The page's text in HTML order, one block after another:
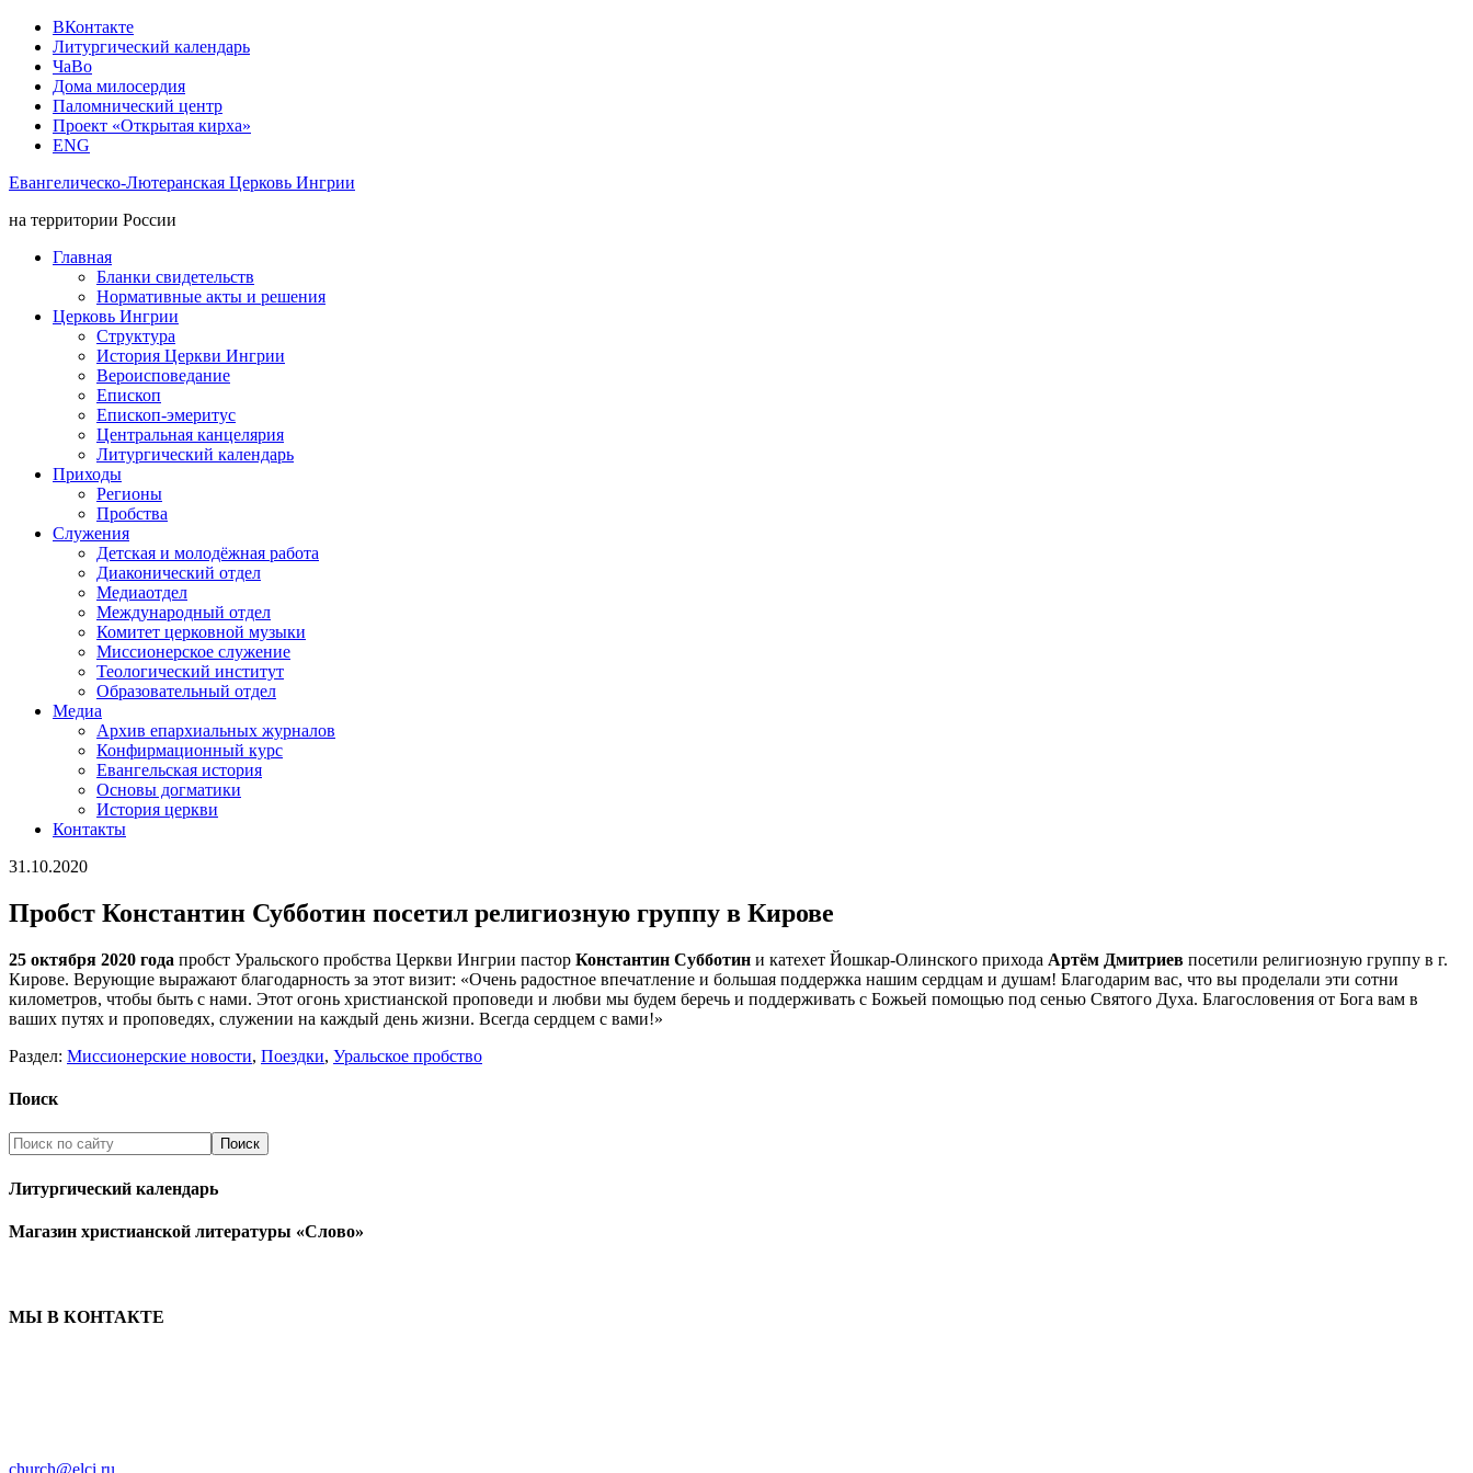
ВКонтакте
Литургический календарь
ЧаВо
Дома милосердия
Паломнический центр
Проект «Открытая кирха»
ENG
Евангелическо-Лютеранская Церковь Ингрии
на территории России
Главная
Бланки свидетельств
Нормативные акты и решения
Церковь Ингрии
Структура
История Церкви Ингрии
Вероисповедание
Епископ
Епископ-эмеритус
Центральная канцелярия
Литургический календарь
Приходы
Регионы
Пробства
Служения
Детская и молодёжная работа
Диаконический отдел
Медиаотдел
Международный отдел
Комитет церковной музыки
Миссионерское служение
Теологический институт
Образовательный отдел
Медиа
Архив епархиальных журналов
Конфирмационный курс
Евангельская история
Основы догматики
История церкви
Контакты
31.10.2020
Пробст Константин Субботин посетил религиозную группу в Кирове
25 октября 2020 года пробст Уральского пробства Церкви Ингрии пастор Константин Субботин и катехет Йошкар-Олинского прихода Артём Дмитриев посетили религиозную группу в г.
Кирове. Верующие выражают благодарность за этот визит: «Очень радостное впечатление и большая поддержка нашим сердцам и душам! Благодарим вас, что вы проделали эти сотни
километров, чтобы быть с нами. Этот огонь христианской проповеди и любви мы будем беречь и поддерживать с Божьей помощью под сенью Святого Духа. Благословения от Бога вам в
ваших путях и проповедях, служении на каждый день жизни. Всегда сердцем с вами!»
Раздел: Миссионерские новости, Поездки, Уральское пробство
Поиск
Литургический календарь
Магазин христианской литературы «Слово»
МЫ В КОНТАКТЕ
church@elci.ru